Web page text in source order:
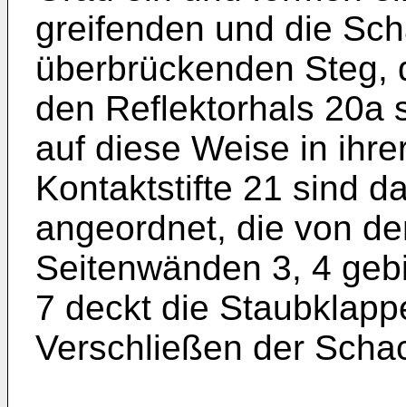
greifenden und die
überbrückenden Steg,
den Reflektorhals 20a
auf diese Weise in
Kontaktstifte 21 sind
angeordnet, die von
Seitenwänden 3, 4
7 deckt die
Verschließen der